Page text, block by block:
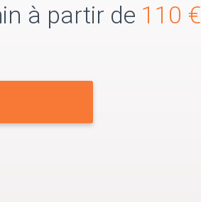
à partir de 110 €